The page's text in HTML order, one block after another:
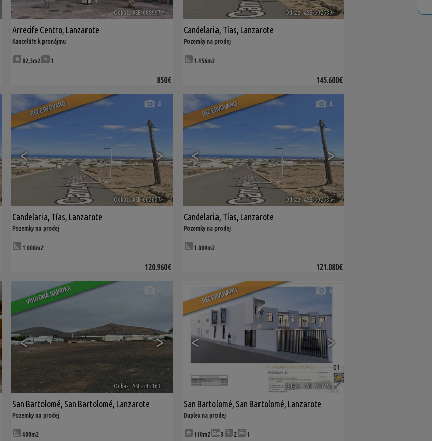
Odkaz. ASE-608997 🔗
Arrecife Centro, Lanzarote
Kanceláře k pronájmu
82,5m2 1
850€
Odkaz. ASE-602689 🔗
Candelaria, Tías, Lanzarote
Pozemky na prodej
1.456m2
145.600€
REZERVOVANO
< >
4
Odkaz. ASE-602687 🔗
Candelaria, Tías, Lanzarote
Pozemky na prodej
1.008m2
120.960€
REZERVOVANO
< >
4
Odkaz. ASE-602686 🔗
Candelaria, Tías, Lanzarote
Pozemky na prodej
1.009m2
121.080€
VÝHODNÁ NABÍDKA
< >
8
Odkaz. ASE-545163 🔗
San Bartolomé, San Bartolomé, Lanzarote
Pozemky na prodej
400m2
REZERVOVANO
< >
6
Odkaz. ASE-530751 🔗
San Bartolomé, San Bartolomé, Lanzarote
Duplex na prodej
110m2 3 2 1